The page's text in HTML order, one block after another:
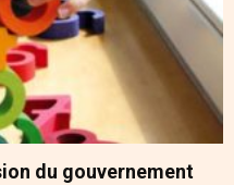
du gouvernement